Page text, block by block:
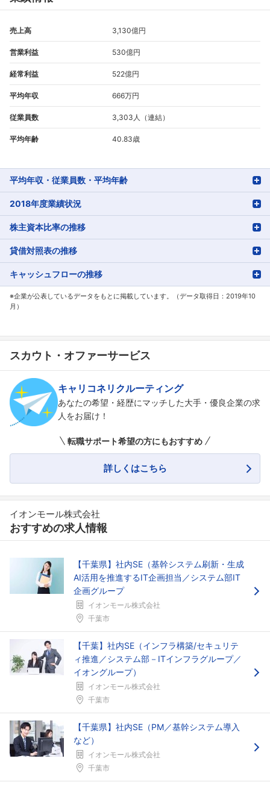
売上高 3,130億円
営業利益 530億円
経常利益 522億円
平均年収 666万円
従業員数 3,303人（連結）
平均年齢 40.83歳
平均年収・従業員数・平均年齢
2018年度業績状況
株主資本比率の推移
貸借対照表の推移
キャッシュフローの推移
※企業が公表しているデータをもとに掲載しています。（データ取得日：2019年10
月）
スカウト・オファーサービス
キャリコネリクルーティング
あなたの希望・経歴にマッチした大手・優良企業の求
人をお届け！
転職サポート希望の方にもおすすめ
詳しくはこちら
イオンモール株式会社
おすすめの求人情報
【千葉県】社内SE（基幹システム刷新・生成
AI活用を推進するIT企画担当／システム部IT
企画グループ
イオンモール株式会社
千葉市
【千葉】社内SE（インフラ構築/セキュリテ
ィ推進／システム部－ITインフラグループ／
イオングループ）
イオンモール株式会社
千葉市
【千葉県】社内SE（PM／基幹システム導入
など）
イオンモール株式会社
千葉市